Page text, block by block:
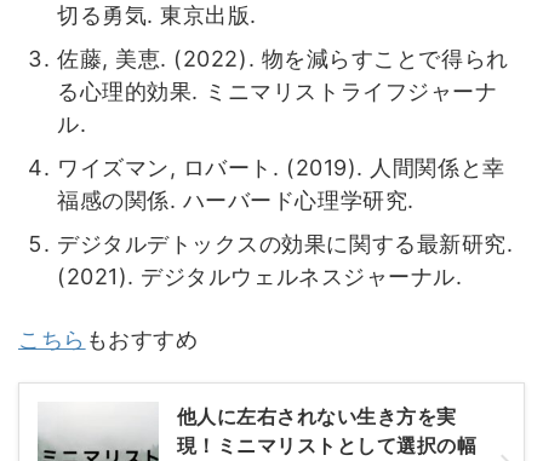
切る勇気. 東京出版.
佐藤, 美恵. (2022). 物を減らすことで得られ
る心理的効果. ミニマリストライフジャーナ
ル.
ワイズマン, ロバート. (2019). 人間関係と幸
福感の関係. ハーバード心理学研究.
デジタルデトックスの効果に関する最新研究.
(2021). デジタルウェルネスジャーナル.
こちら もおすすめ
他人に左右されない生き方を実
現！ミニマリストとして選択の幅